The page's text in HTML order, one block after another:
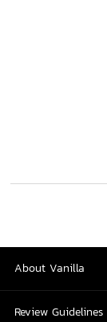
About Vanilla
Review Guidelines